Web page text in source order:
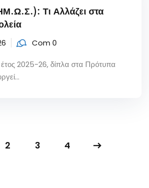
Τι Αλλάζει στα
Com 0
2025-26, δίπλα στα Πρότυπα
2 3 4